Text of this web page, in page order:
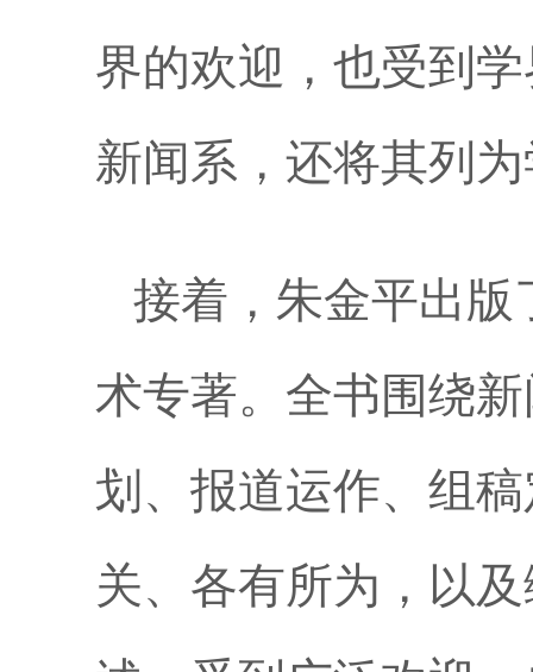
界的欢迎，也受到
新闻系，还将其列
接着，朱金平出版
术专著。全书围绕
划、报道运作、组
关、各有所为，以